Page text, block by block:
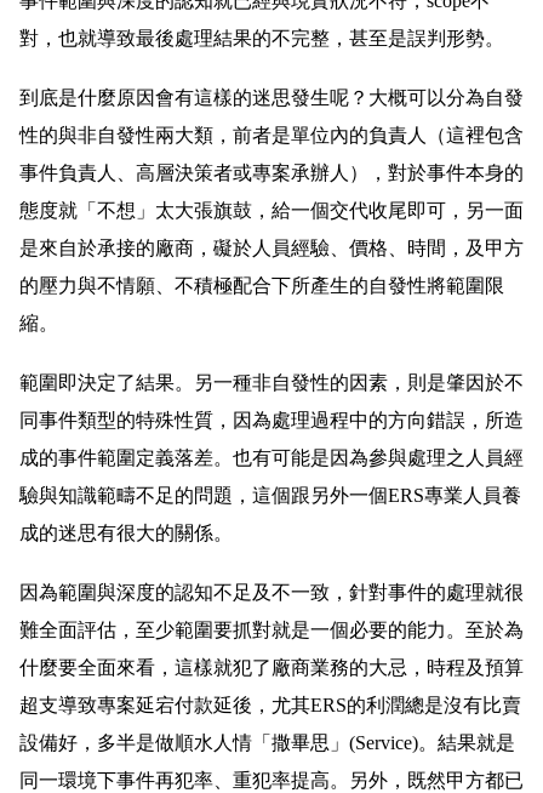
對，也就導致最後處理結果的不完整，甚至是誤判形勢。
到底是什麼原因會有這樣的迷思發生呢？大概可以分為自發
性的與非自發性兩大類，前者是單位內的負責人（這裡包含
事件負責人、高層決策者或專案承辦人），對於事件本身的
態度就「不想」太大張旗鼓，給一個交代收尾即可，另一面
是來自於承接的廠商，礙於人員經驗、價格、時間，及甲方
的壓力與不情願、不積極配合下所產生的自發性將範圍限
縮。
範圍即決定了結果。另一種非自發性的因素，則是肇因於不
同事件類型的特殊性質，因為處理過程中的方向錯誤，所造
成的事件範圍定義落差。也有可能是因為參與處理之人員經
驗與知識範疇不足的問題，這個跟另外一個ERS專業人員養
成的迷思有很大的關係。
因為範圍與深度的認知不足及不一致，針對事件的處理就很
難全面評估，至少範圍要抓對就是一個必要的能力。至於為
什麼要全面來看，這樣就犯了廠商業務的大忌，時程及預算
超支導致專案延宕付款延後，尤其ERS的利潤總是沒有比賣
設備好，多半是做順水人情「撒畢思」(Service)。結果就是
同一環境下事件再犯率、重犯率提高。另外，既然甲方都已